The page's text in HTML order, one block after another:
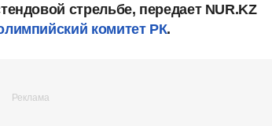
стрельбе, передает NUR.KZ
комитет РК.